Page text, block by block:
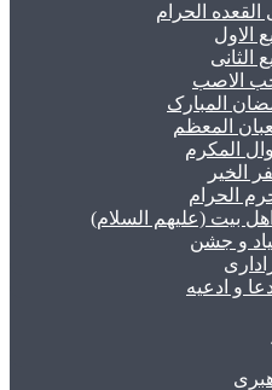
الحرام
الاول
الثانی
الاصب
المبارک
المعظم
المکرم
الخیر
الحرام
بیت (علیهم السلام)
و جشن
و ادعیه